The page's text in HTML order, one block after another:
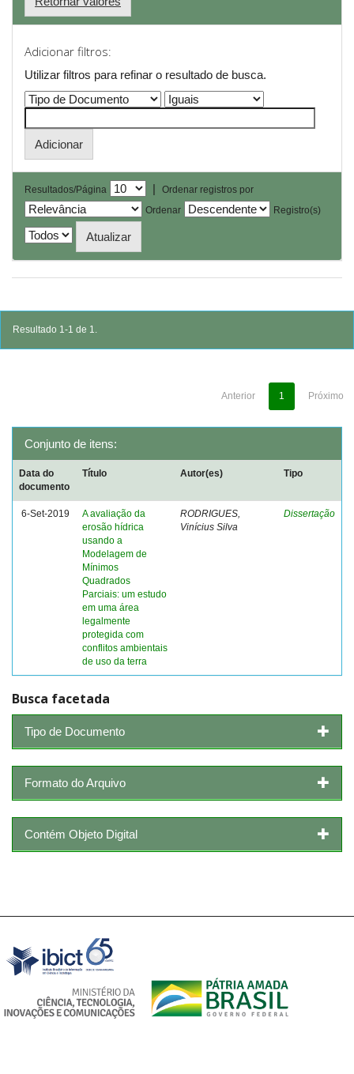
Adicionar filtros:
Utilizar filtros para refinar o resultado de busca.
Resultados/Página |
Ordenar registros por
Ordenar
Registro(s)
Resultado 1-1 de 1.
Anterior 1 Próximo
Conjunto de itens:
Data do
documento
Título Autor(es) Tipo
6-Set-2019
A avaliação da
erosão hídrica
usando a
Modelagem de
Mínimos
Quadrados
Parciais: um estudo
em uma área
legalmente
protegida com
conflitos ambientais
de uso da terra
RODRIGUES,
Vinícius Silva
Dissertação
Busca facetada
Tipo de Documento
Formato do Arquivo
Contém Objeto Digital